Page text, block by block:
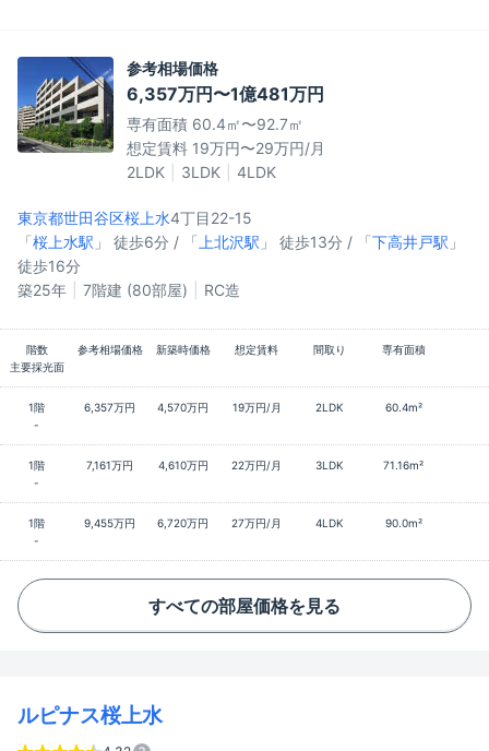
参考相場価格
6,357万円〜1億481万円
専有面積 60.4㎡〜92.7㎡
想定賃料 19万円〜29万円/月
2LDK
3LDK 4LDK
東京都世田谷区桜上水4丁目22-15
「桜上水駅 」 徒歩6分 / 「 上北沢駅 」 徒歩13分 / 「下高井戸駅 」
徒歩16分
築25年
7階建 (80部屋) RC造
階数 参考相場価格 新築時価格 想定賃料 間取り
専有面積
主要採光面
1階 6,357万円 4,570万円 19万円/月 2LDK
60.4m²
-
1階 7,161万円 4,610万円 22万円/月 3LDK
71.16m²
-
1階 9,455万円 6,720万円 27万円/月 4LDK
90.0m²
-
すべての部屋価格を見る
ルピナス桜上水